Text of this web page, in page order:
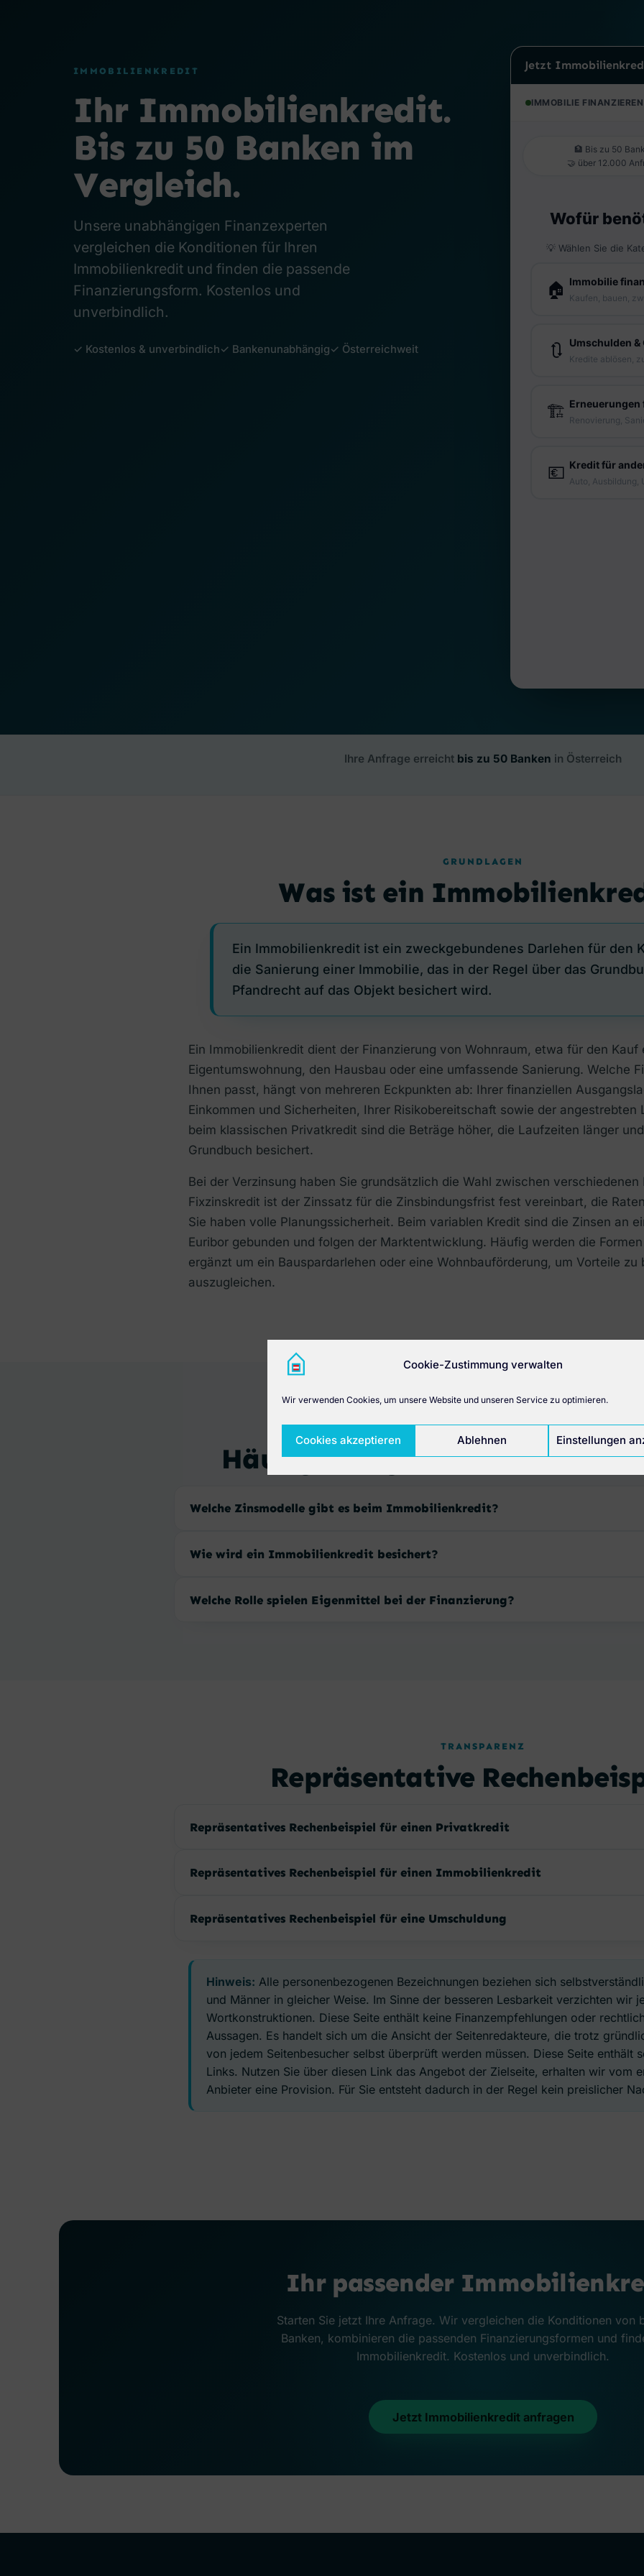
Cookie-Zustimmung verwalten
Wir verwenden Cookies, um unsere Website und unseren Service zu optimieren.
Cookies akzeptieren Ablehnen Einstellungen
IMMOBILIENKREDIT
Ihr Immobilienkredit.
Bis zu 50 Banken im
Vergleich.
Unsere unabhängigen Finanzexperten
vergleichen die Konditionen für Ihren
Immobilienkredit und finden die passende
Finanzierungsform. Kostenlos und
unverbindlich.
✓ Kostenlos & unverbindlich✓ Bankenunabhängig✓ Österreichweit
Jetzt
Ihre Anfrage erreicht bis zu 50 Banken in Österreich
GRUNDLAGEN
Was ist ein
Ein Immobilienkredit ist ein zweckgebundenes Darlehen für den
die Sanierung einer Immobilie, das in der Regel über das
Pfandrecht auf das Objekt besichert wird.
Ein Immobilienkredit dient der Finanzierung von Wohnraum, etwa für den Kauf
Eigentumswohnung, den Hausbau oder eine umfassende Sanierung. Welche
Ihnen passt, hängt von mehreren Eckpunkten ab: Ihrer finanziellen
Einkommen und Sicherheiten, Ihrer Risikobereitschaft sowie der angestrebten
beim klassischen Privatkredit sind die Beträge höher, die Laufzeiten länger
Grundbuch besichert.
Bei der Verzinsung haben Sie grundsätzlich die Wahl zwischen verschiedenen
Fixzinskredit ist der Zinssatz für die Zinsbindungsfrist fest vereinbart, die
Sie haben volle Planungssicherheit. Beim variablen Kredit sind die Zinsen an
Euribor gebunden und folgen der Marktentwicklung. Häufig werden die
ergänzt um ein Bauspardarlehen oder eine Wohnbauförderung, um Vorteile zu
auszugleichen.
HÄUFIGE FRAGEN
Häufige Fragen zum
Welche Zinsmodelle gibt es beim Immobilienkredit?
Wie wird ein Immobilienkredit besichert?
Welche Rolle spielen Eigenmittel bei der Finanzierung?
TRANSPARENZ
Repräsentative
Repräsentatives Rechenbeispiel für einen Privatkredit
Repräsentatives Rechenbeispiel für einen Immobilienkredit
Repräsentatives Rechenbeispiel für eine Umschuldung
Hinweis: Alle personenbezogenen Bezeichnungen beziehen sich
und Männer in gleicher Weise. Im Sinne der besseren Lesbarkeit verzichten wir
Wortkonstruktionen. Diese Seite enthält keine Finanzempfehlungen oder
Aussagen. Es handelt sich um die Ansicht der Seitenredakteure, die trotz
von jedem Seitenbesucher selbst überprüft werden müssen. Diese Seite enthält
Links. Nutzen Sie über diesen Link das Angebot der Zielseite, erhalten wir vom
Anbieter eine Provision. Für Sie entsteht dadurch in der Regel kein preislicher
Ihr passender
Starten Sie jetzt Ihre Anfrage. Wir vergleichen die Konditionen von
Banken, kombinieren die passenden Finanzierungsformen und
Immobilienkredit. Kostenlos und unverbindlich.
Jetzt Immobilienkredit anfragen